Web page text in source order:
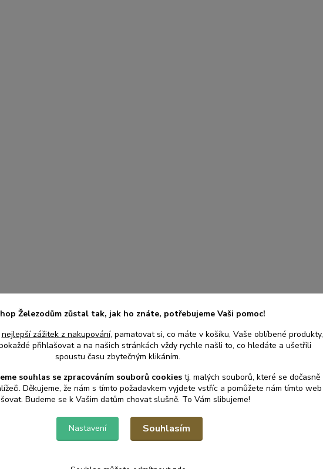
Železodům zůstal tak, jak ho znáte, potřebujeme Vaši pomoc!
nejlepší zážitek z nakupování, pamatovat si, co máte v košíku, Vaše oblíbené produkty,
přihlašovat a na našich stránkách vždy rychle našli to, co hledáte a ušetřili
spoustu času zbytečným klikáním.
souhlas se zpracováním souborů cookies tj. malých souborů, které se dočasně
Děkujeme, že nám s tímto požadavkem vyjdete vstříc a pomůžete nám tímto web
Budeme se k Vašim datům chovat slušně. To Vám slibujeme!
Nastavení Souhlasím